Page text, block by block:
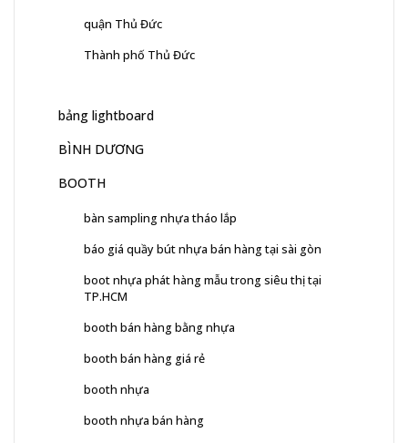
quận Thủ Đức
Thành phố Thủ Đức
bảng lightboard
BÌNH DƯƠNG
BOOTH
bàn sampling nhựa tháo lắp
báo giá quầy bút nhựa bán hàng tại sài gòn
boot nhựa phát hàng mẫu trong siêu thị tại
TP.HCM
booth bán hàng bằng nhựa
booth bán hàng giá rẻ
booth nhựa
booth nhựa bán hàng